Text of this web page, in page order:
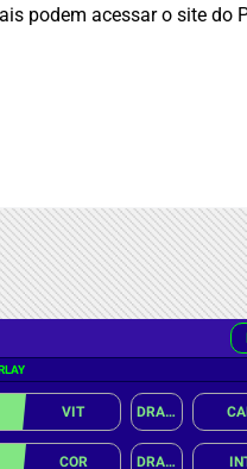
podem acessar o site do